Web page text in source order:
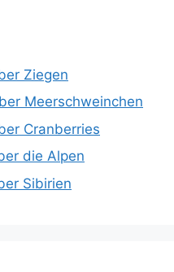
Ziegen
Meerschweinchen
Cranberries
die Alpen
Sibirien